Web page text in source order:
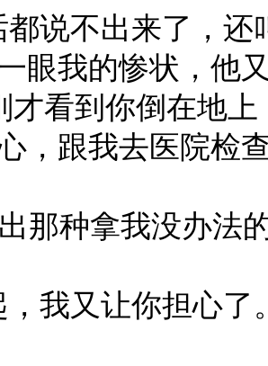
说不出来了，还
眼我的惨状，他
才看到你倒在地
，跟我去医院检
那种拿我没办法
我又让你担心了